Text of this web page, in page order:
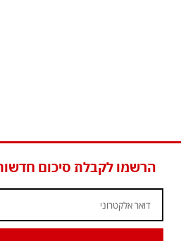
הרשמו לקבלת סיכום